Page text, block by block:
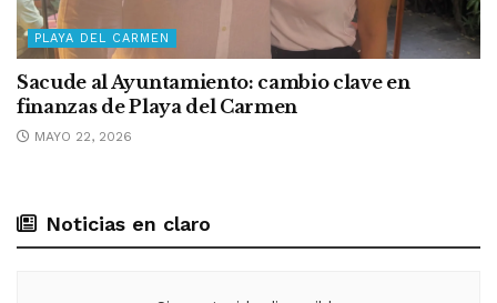
PLAYA DEL CARMEN
Sacude al Ayuntamiento: cambio clave en
finanzas de Playa del Carmen
MAYO 22, 2026
Noticias en claro